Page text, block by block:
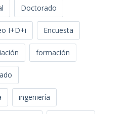
Doctorado
I+D+i Encuesta
formación
ingeniería